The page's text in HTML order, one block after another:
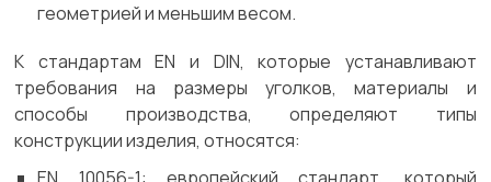
геометрией и меньшим весом.
К стандартам EN и DIN, которые устанавливают
требования на размеры уголков, материалы и
способы производства, определяют типы
конструкции изделия, относятся: